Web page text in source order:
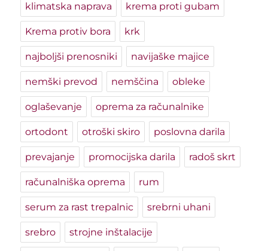
klimatska naprava krema proti gubam
Krema protiv bora krk
najboljši prenosniki navijaške majice
nemški prevod nemščina obleke
oglaševanje oprema za računalnike
ortodont otroški skiro poslovna darila
prevajanje promocijska darila radoš skrt
računalniška oprema rum
serum za rast trepalnic srebrni uhani
srebro strojne inštalacije